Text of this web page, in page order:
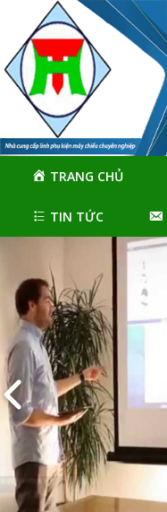
navigation
content
TRANG CHỦ
TIN TỨC